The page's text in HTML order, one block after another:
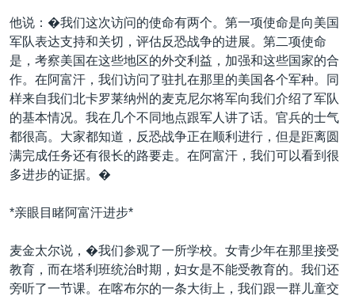
美国之音专访
重要讲话与声明
台海两岸关系
南中国海争端
关注西藏
关注新疆
其他语言网站
他说：�我们这次访问的使命有两个。第一项使命是向美国
军队表达支持和关切，评估反恐战争的进展。第二项使命
是，考察美国在这些地区的外交利益，加强和这些国家的合
作。在阿富汗，我们访问了驻扎在那里的美国各个军种。同
样来自我们北卡罗莱纳州的麦克尼尔将军向我们介绍了军队
的基本情况。我在几个不同地点跟军人讲了话。官兵的士气
都很高。大家都知道，反恐战争正在顺利进行，但是距离圆
满完成任务还有很长的路要走。在阿富汗，我们可以看到很
多进步的证据。�
*亲眼目睹阿富汗进步*
麦金太尔说，�我们参观了一所学校。女青少年在那里接受
教育，而在塔利班统治时期，妇女是不能受教育的。我们还
旁听了一节课。在喀布尔的一条大街上，我们跟一群儿童交